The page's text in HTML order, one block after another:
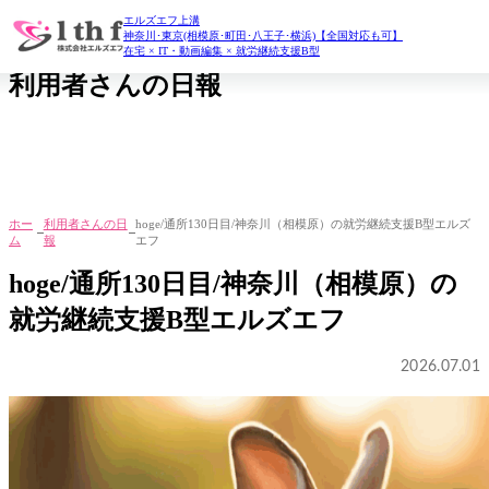
エルズエフ上溝
神奈川･東京(相模原･町田･八王子･横浜)【全国対応も可】
在宅 × IT・動画編集 × 就労継続支援B型
daily report
利用者さんの日報
ホー
ム
利用者さんの日
報
hoge/通所130日目/神奈川（相模原）の就労継続支援B型エルズ
エフ
hoge/通所130日目/神奈川（相模原）の
就労継続支援B型エルズエフ
2026.07.01